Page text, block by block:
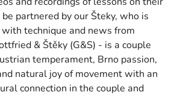
partnered by our Šteky, who is
technique and news from
& Štěky (G&S) - is a couple
temperament, Brno passion,
natural joy of movement with an
connection in the couple and